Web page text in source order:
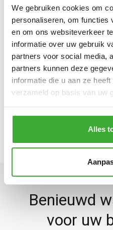
We gebruiken cookies om
personaliseren, om functies
en om ons websiteverkeer
informatie over uw gebruik
partners voor social media,
partners kunnen deze
informatie die u aan ze
verzameld op basis van uw
Alles
Meten - Mitutoyo 3D
Draaien - EST Ticino
Draaien - Padovani
TERUG NAAR
Benieuwd
voor uw